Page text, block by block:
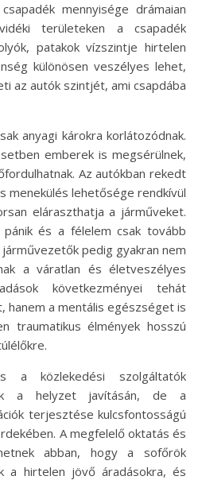
mennyisége drámaian
területeken a csapadék
patakok vízszintje hirtelen
különösen veszélyes lehet,
az autók szintjét, ami csapdába
anyagi károkra korlátozódnak.
emberek is megsérülnek,
Az autókban rekedt
menekülés lehetősége rendkívül
eláraszthatja a járműveket.
és a félelem csak tovább
pedig gyakran nem
a váratlan és életveszélyes
következményei tehát
hanem a mentális egészséget is
traumatikus élmények hosszú
a közlekedési szolgáltatók
a helyzet javításán, de a
terjesztése kulcsfontosságú
A megfelelő oktatás és
abban, hogy a sofőrök
a hirtelen jövő áradásokra, és